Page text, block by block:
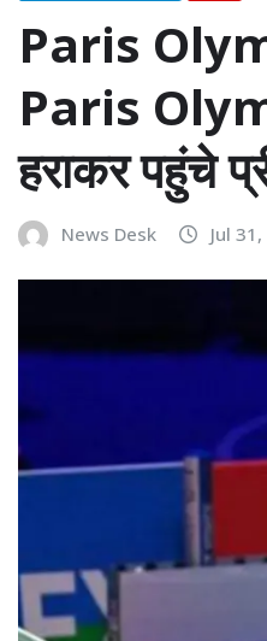
Paris
Paris
हराकर पहुंचे
News Desk Jul